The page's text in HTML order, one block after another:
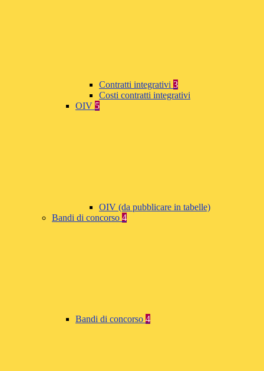
Contratti integrativi 3
Costi contratti integrativi
OIV 5
OIV (da pubblicare in tabelle)
Bandi di concorso 4
Bandi di concorso 4